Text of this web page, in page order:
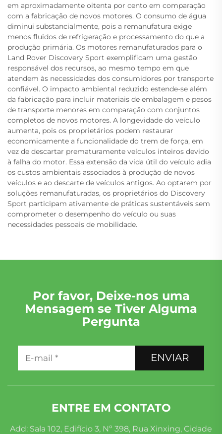
em aproximadamente oitenta por cento em comparação
com a fabricação de novos motores. O consumo de água
diminui substancialmente, pois a remanufatura exige
menos fluidos de refrigeração e processamento do que a
produção primária. Os motores remanufaturados para o
Land Rover Discovery Sport exemplificam uma gestão
responsável dos recursos, ao mesmo tempo em que
atendem às necessidades dos consumidores por transporte
confiável. O impacto ambiental reduzido estende-se além
da fabricação para incluir materiais de embalagem e pesos
de transporte menores em comparação com conjuntos
completos de novos motores. A longevidade do veículo
aumenta, pois os proprietários podem restaurar
economicamente a funcionalidade do trem de força, em
vez de descartar prematuramente veículos inteiros devido
à falha do motor. Essa extensão da vida útil do veículo adia
os custos ambientais associados à produção de novos
veículos e ao descarte de veículos antigos. Ao optarem por
soluções remanufaturadas, os proprietários do Discovery
Sport participam ativamente de práticas sustentáveis sem
comprometer o desempenho do veículo ou suas
necessidades pessoais de mobilidade.
Por favor, Deixe-nos uma
Mensagem se Tiver Alguma
Pergunta
ENVIAR
ENTRE EM CONTATO
Add: Sala 102, Edifício 3, Nº 398, Rua Xinxing, Cidade